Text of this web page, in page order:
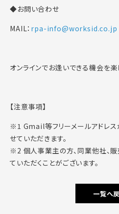
◆お問い合わせ
MAIL： rpa-info@worksid.co.jp
オンラインでお逢いできる機会を楽
【注意事項】
※1 Gmail等フリーメールアドレス
せていただきます。
※2 個人事業主の方、同業他社、
ていただくことがございます。
一覧へ